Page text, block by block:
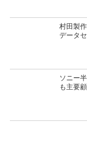
村田製
データ
ソニー
も主要